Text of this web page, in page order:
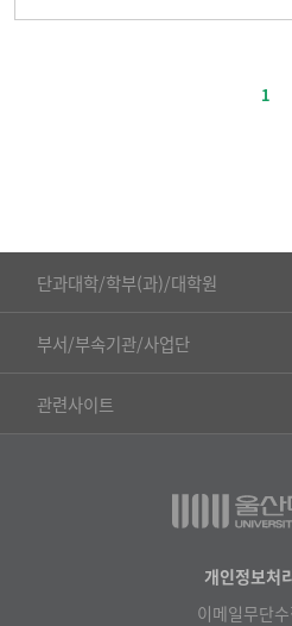
1
단과대학/학부(과)/대학원
■인문대학
▷국어국문학부
▷일본어·일본학과
▷프랑스어·프랑스학과
부서/부속기관/사업단
공동기기센터
공학교육혁신센터
관련사이트
건강가정지원센터
교수협의회
온라인 기술거래 플랫폼
개인정보처
이메일무단